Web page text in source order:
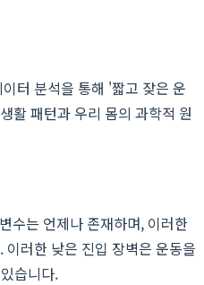
터 분석을 통해 '짧고 잦은 운
활 패턴과 우리 몸의 과학적 원
수는 언제나 존재하며, 이러한
러한 낮은 진입 장벽은 운동을
습니다.